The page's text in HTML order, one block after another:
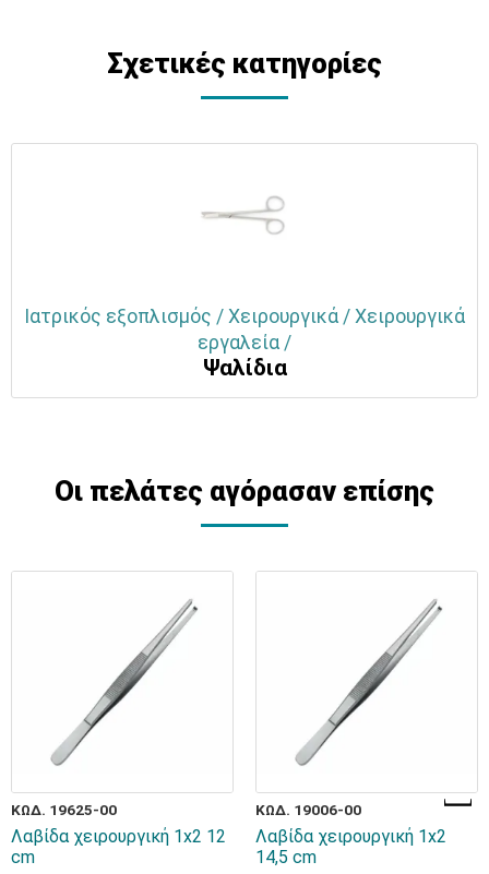
Σχετικές κατηγορίες
Ιατρικός εξοπλισμός / Χειρουργικά / Χειρουργικά
εργαλεία /
Ψαλίδια
Οι πελάτες αγόρασαν επίσης
ΚΩΔ. 19625-00
Λαβίδα χειρουργική 1x2 12
cm
ΚΩΔ. 19006-00
Λαβίδα χειρουργική 1x2
14,5 cm